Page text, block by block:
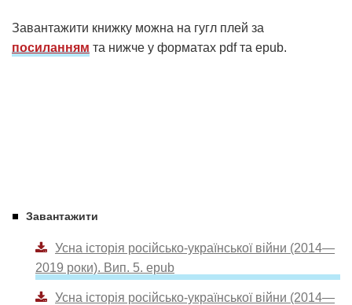
Завантажити книжку можна на гугл плей за
посиланням та нижче у форматах pdf та epub.
Завантажити
Усна історія російсько-української війни (2014—
2019 роки). Вип. 5. epub
Усна історія російсько-української війни (2014—